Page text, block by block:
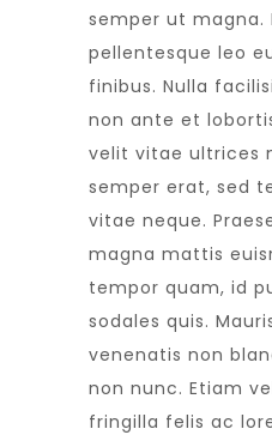
semper ut magna.
pellentesque leo
finibus. Nulla
non ante et
velit vitae ultrices
semper erat, sed
vitae neque.
magna mattis
tempor quam, id
sodales quis.
venenatis non
non nunc. Etiam
fringilla felis ac